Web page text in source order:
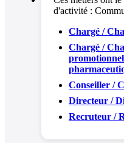
d'activité :
Chargé /
Chargé /
Conseiller /
Directeur /
Recruteur /